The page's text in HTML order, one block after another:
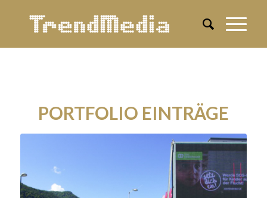
PORTFOLIO EINTRÄGE